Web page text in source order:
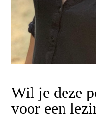
Wil je deze
voor een